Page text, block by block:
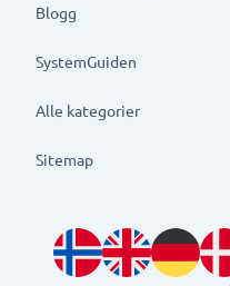
Blogg
SystemGuiden
Alle kategorier
Sitemap